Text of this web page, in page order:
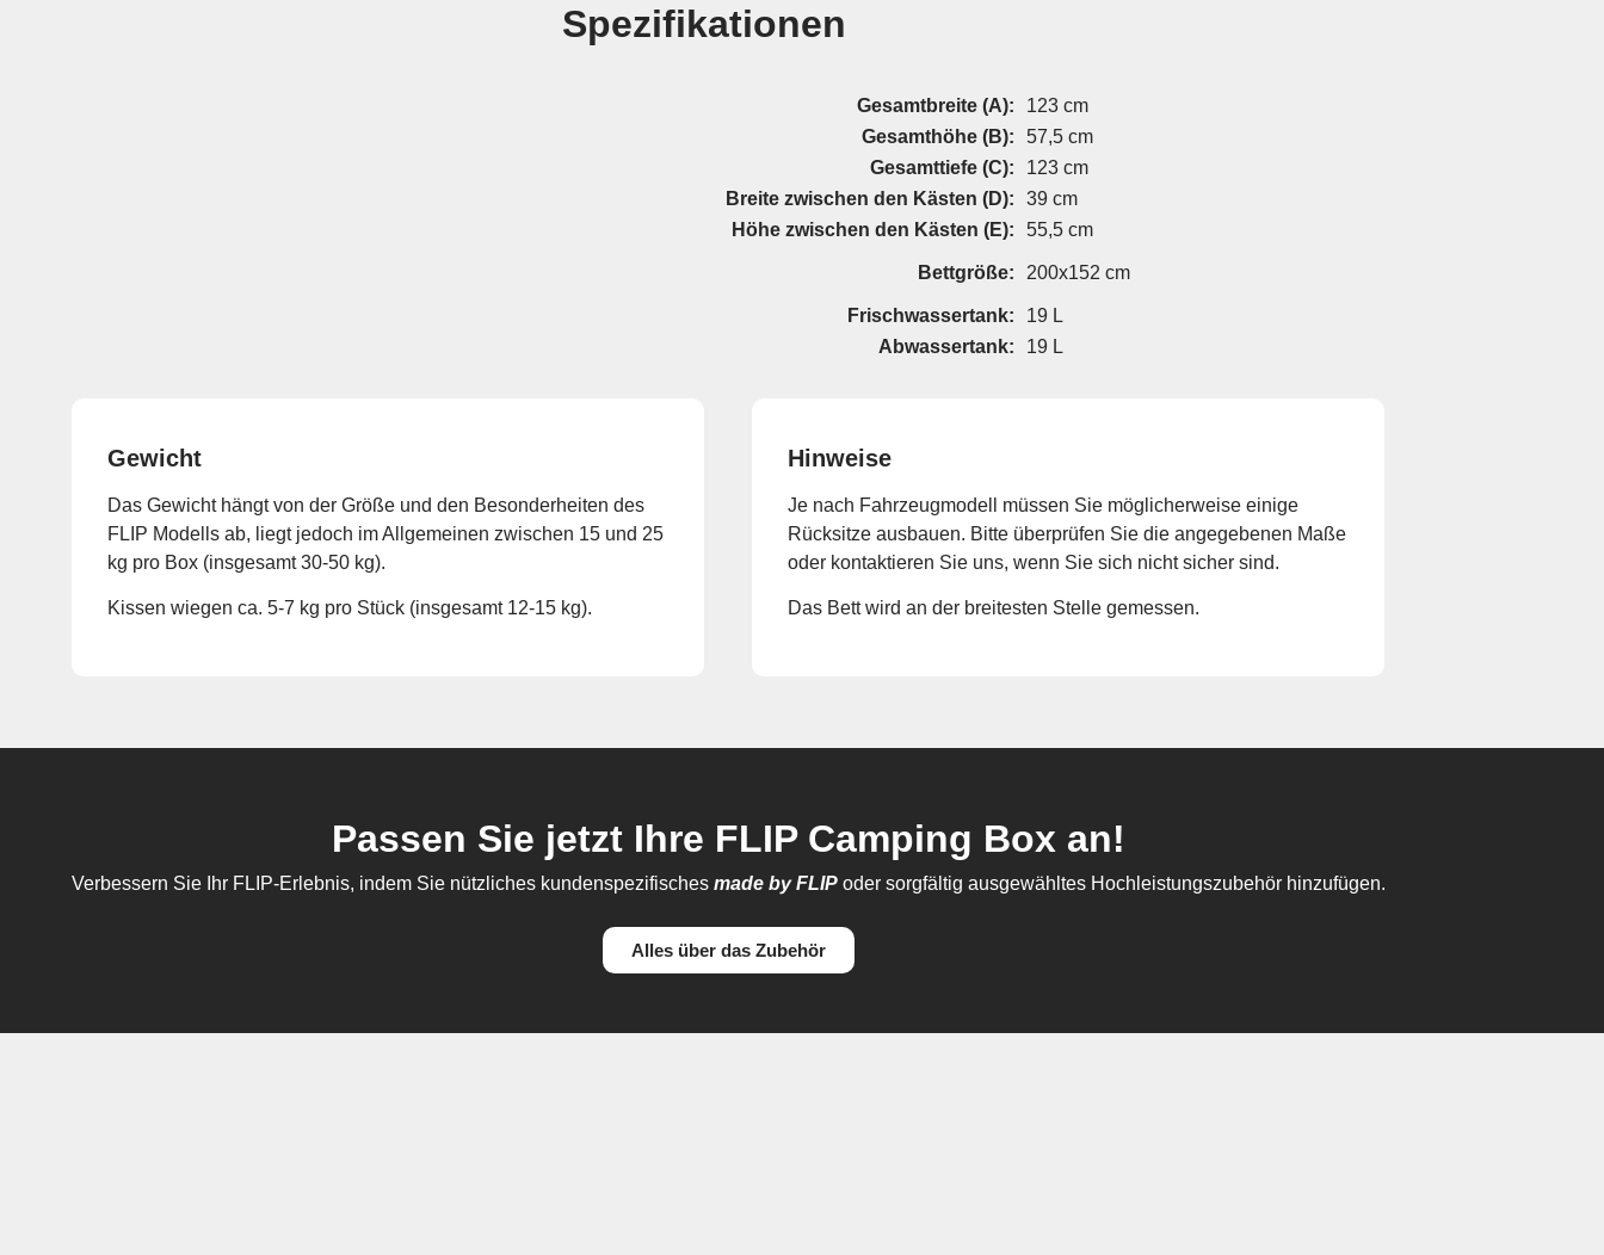
Spezifikationen
Gesamtbreite (A):
123 cm
Gesamthöhe (B):
57,5 cm
Gesamttiefe (C):
123 cm
Breite zwischen den Kästen (D):
39 cm
Höhe zwischen den Kästen (E):
55,5 cm
Bettgröße: 200x152 cm
Frischwassertank:
19 L
Abwassertank:
19 L
Gewicht
Das Gewicht hängt von der Größe und den Besonderheiten des
FLIP Modells ab, liegt jedoch im Allgemeinen zwischen 15 und 25
kg pro Box (insgesamt 30-50 kg).
Kissen wiegen ca. 5-7 kg pro Stück (insgesamt 12-15 kg).
Hinweise
Je nach Fahrzeugmodell müssen Sie möglicherweise einige
Rücksitze ausbauen. Bitte überprüfen Sie die angegebenen Maße
oder kontaktieren Sie uns, wenn Sie sich nicht sicher sind.
Das Bett wird an der breitesten Stelle gemessen.
Passen Sie jetzt Ihre FLIP Camping Box an!
Verbessern Sie Ihr FLIP-Erlebnis, indem Sie nützliches kundenspezifisches made by FLIPoder sorgfältig ausgewähltes Hochleistungszubehör hinzufügen.
Alles über das Zubehör